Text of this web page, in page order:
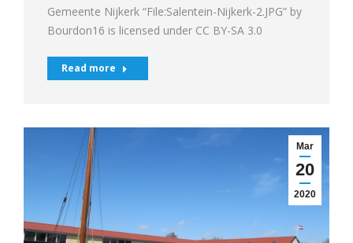
Gemeente Nijkerk “File:Salentein-Nijkerk-2.JPG” by
Bourdon16 is licensed under CC BY-SA 3.0
Read more
Mar
20
2020